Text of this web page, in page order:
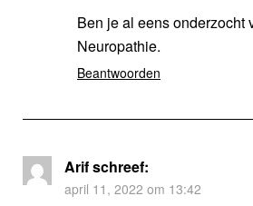
Ben je al eens onderzocht
Neuropathie.
Beantwoorden
Arifschreef:
april 11, 2022 om 13:42